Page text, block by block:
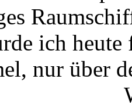
ich
nur über